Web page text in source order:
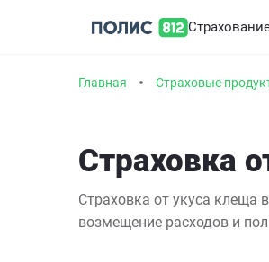
Главная Страховые
Страховка
Страховка от укуса клеща
возмещение расходов и